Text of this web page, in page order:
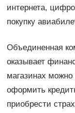
интернета,
покупку
Объединенная
оказывает
магазинах можно
оформить
приобрести